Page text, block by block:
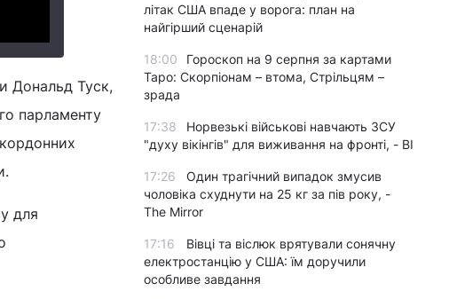
Дональд Туск,
парламенту
для
літак США впаде у ворога: план на
найгірший сценарій
18:00
Гороскоп на 9 серпня за картами
Таро: Скорпіонам – втома, Стрільцям –
зрада
17:38
Норвезькі військові навчають ЗСУ
"духу вікінгів" для виживання на фронті, - BI
17:26
Один трагічний випадок змусив
чоловіка схуднути на 25 кг за пів року, -
The Mirror
17:16
Вівці та віслюк врятували сонячну
електростанцію у США: їм доручили
особливе завдання